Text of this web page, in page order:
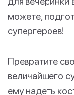
можете,
супергероев!
Превратите
величайшего
ему надеть